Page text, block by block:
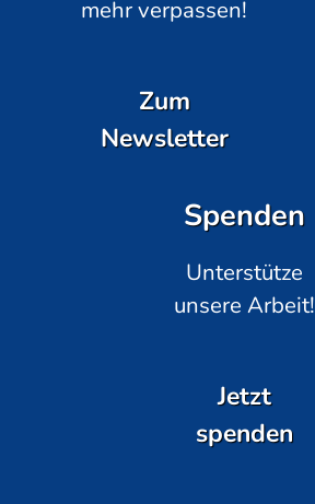
mehr verpassen!
Zum
Newsletter
Spenden
Unterstütze
unsere Arbeit!
Jetzt
spenden